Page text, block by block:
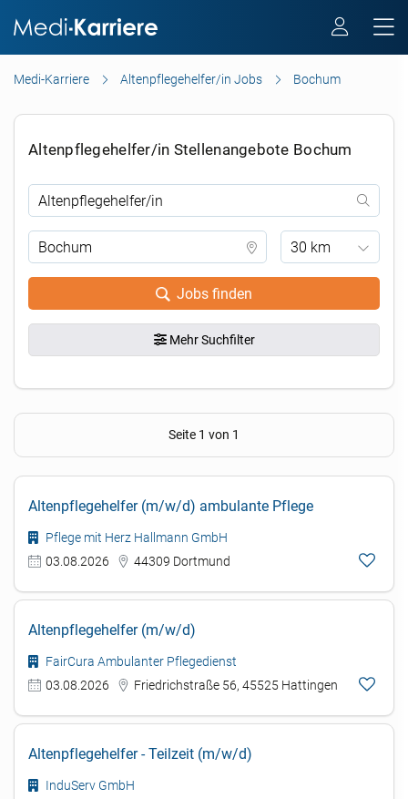
Medi-Karriere Altenpflegehelfer/in Jobs Bochum
Altenpflegehelfer/in Stellenangebote Bochum
30 km
Jobs finden
Mehr Suchfilter
Seite 1 von 1
Altenpflegehelfer (m/w/d) ambulante Pflege
Pflege mit Herz Hallmann GmbH
03.08.2026
44309 Dortmund
Altenpflegehelfer (m/w/d)
FairCura Ambulanter Pflegedienst
03.08.2026
Friedrichstraße 56, 45525 Hattingen
Altenpflegehelfer - Teilzeit (m/w/d)
InduServ GmbH